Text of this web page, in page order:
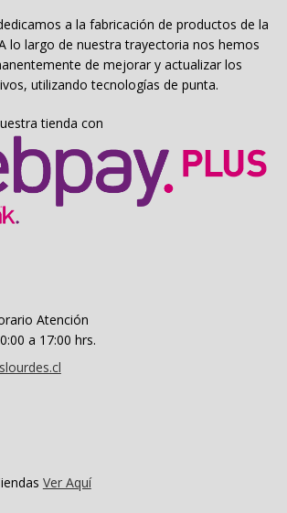
a la fabricación de productos de la
lo largo de nuestra trayectoria nos hemos
de mejorar y actualizar los
utilizando tecnologías de punta.
tienda con
Atención
a 17:00 hrs.
Ver Aquí